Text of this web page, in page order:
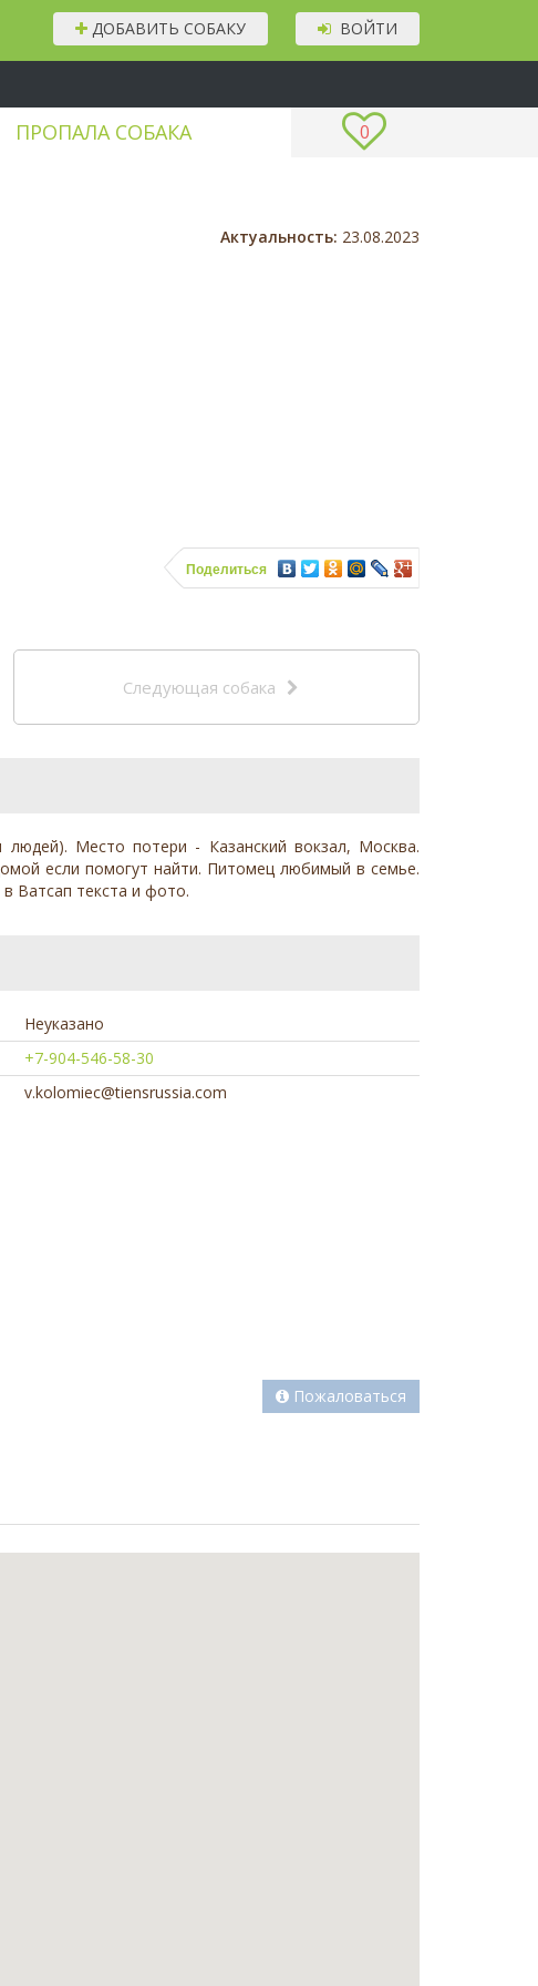
ВОЙТИ
ДОБАВИТЬ СОБАКУ
0
ПРОПАЛА СОБАКА
Актуальность: 23.08.2023
Поделиться
Следующая собака
Место потери - Казанский вокзал, Москва.
если помогут найти. Питомец любимый в семье.
Ватсап текста и фото.
Неуказано
+7-904-546-58-30
v.kolomiec@tiensrussia.com
Пожаловаться